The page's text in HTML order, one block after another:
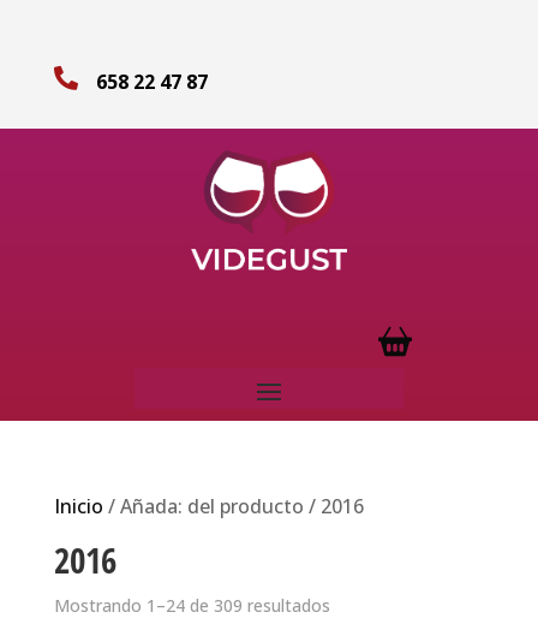
 658 22 47 87
Inicio / Añada: del producto / 2016
2016
Mostrando 1–24 de 309 resultados